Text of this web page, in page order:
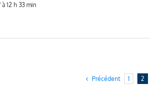
12 h 33 min
Précédent 1 2